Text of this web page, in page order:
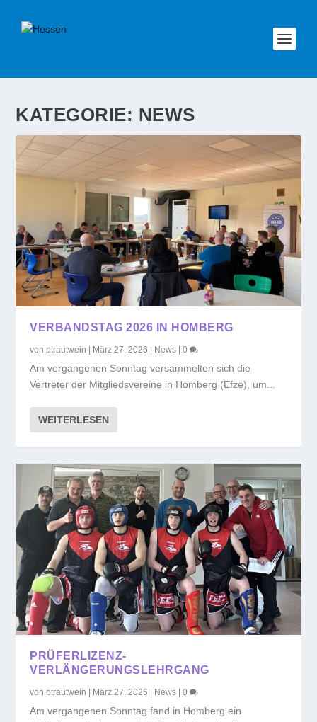
KATEGORIE: NEWS
VERBANDSTAG 2026 IN HOMBERG
vonptrautwein | März 27, 2026 | News |0
Am vergangenen Sonntag versammelten sich die
Vertreter der Mitgliedsvereine in Homberg (Efze), um...
WEITERLESEN
PRÜFERLIZENZ-
VERLÄNGERUNGSLEHRGANG
vonptrautwein | März 27, 2026 | News |0
Am vergangenen Sonntag fand in Homberg ein